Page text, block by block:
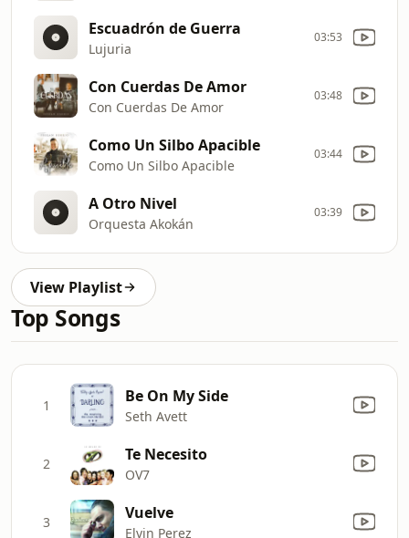
Escuadrón de Guerra
Lujuria
03:53
Con Cuerdas De Amor
Con Cuerdas De Amor
03:48
Como Un Silbo Apacible
Como Un Silbo Apacible
03:44
A Otro Nivel
Orquesta Akokán
03:39
View Playlist
Top Songs
1 Be On My Side
Seth Avett
2 Te Necesito
OV7
3 Vuelve
Elvin Perez